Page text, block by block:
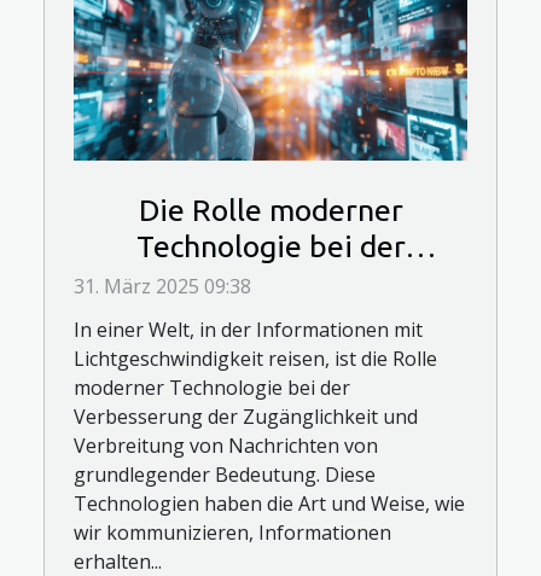
Die Rolle moderner
Technologie bei der
Verbesserung der
Zugänglichkeit und
Verbreitung von Nachrichten
31. März 2025 09:38
In einer Welt, in der Informationen mit
Lichtgeschwindigkeit reisen, ist die Rolle
moderner Technologie bei der
Verbesserung der Zugänglichkeit und
Verbreitung von Nachrichten von
grundlegender Bedeutung. Diese
Technologien haben die Art und Weise, wie
wir kommunizieren, Informationen
erhalten...